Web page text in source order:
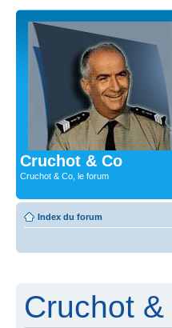
Cruchot & Co
Cruchot & Co, le forum
Index du forum
Cruchot